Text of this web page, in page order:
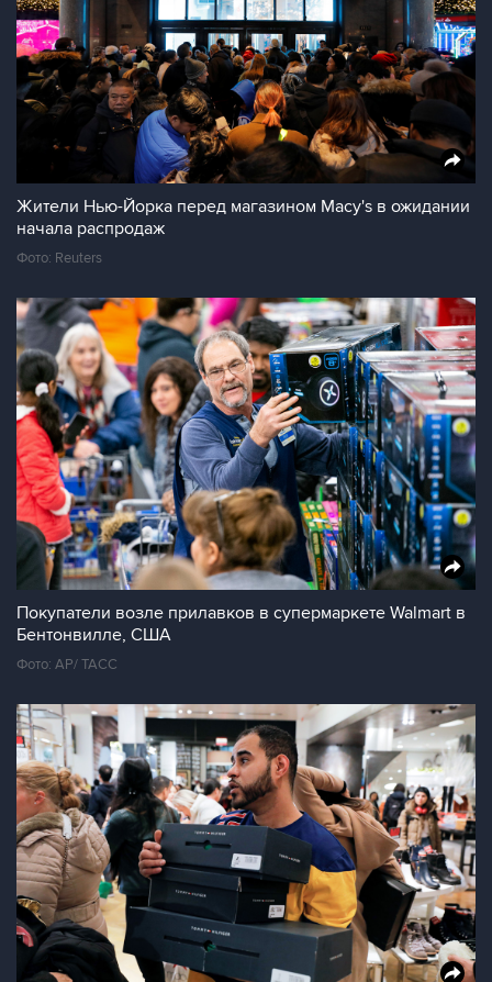
Жители Нью-Йорка перед магазином Macy's в ожидании
начала распродаж
Фото: Reuters
Покупатели возле прилавков в супермаркете Walmart в
Бентонвилле, США
Фото: AP/ TAСС